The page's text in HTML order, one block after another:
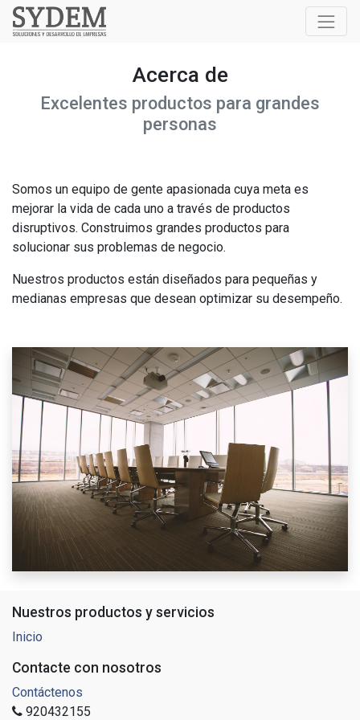
Acerca de
Excelentes productos para grandes
personas
Somos un equipo de gente apasionada cuya meta es
mejorar la vida de cada uno a través de productos
disruptivos. Construimos grandes productos para
solucionar sus problemas de negocio.
Nuestros productos están diseñados para pequeñas y
medianas empresas que desean optimizar su desempeño.
Nuestros productos y servicios
Inicio
Contacte con nosotros
Contáctenos
920432155